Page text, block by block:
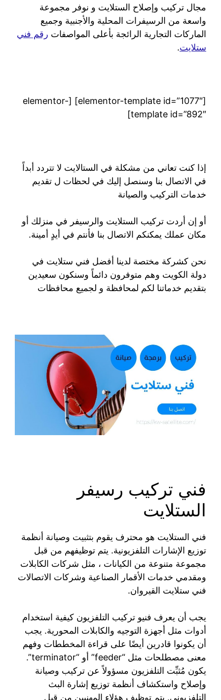
مجال تركيب وإصلاح الستلايت و نوفر مجموعة
واسعة من الرسيفرات المحلية والأجنبية وجميع
الماركات التجارية الرائجة بأعلى المواصفات رقم فني
ستلايت.
[elementor-template id=”1077″] [elementor-
template id=”892″]
إذا كنت تعاني من مشكلة في الستالايت لا تتردد أبداً
في الاتصال بنا وسنصل إليك في لحظات ل تقديم
خدمات التركيب والصيانة
أو إن أردت تركيب الستلايت والرسيفر في منزلك أو
مكان عملك يمكنكم الاتصال بنا فأنتم في أيدٍ أمينة.
نحن كشركة مختصة لدينا أفضل فني ستلايت في
دولة الكويت وهم متوفرون دائماً وسنكون سعيدين
بتقديم خدماتنا لكم لمحافظة و لجميع محافظات
فني تركيب رسيفر
الستلايت
فني الستلايت هو محترف يقوم بتثبيت وصيانة أنظمة
توزيع الإشارات التلفزيونية. يتم توظيفهم من قبل
مجموعة متنوعة من الكيانات ، مثل شركات الكابلات
ومقدمي خدمات الأقمار الصناعية وشركات الاتصالات
فني ستلايت القيروان.
يجب أن يعرف فنيو تركيب التلفزيون كيفية استخدام
أدوات مثل أجهزة التوجيه والكابلات المحورية. يجب
أن يكونوا قادرين أيضًا على قراءة المخططات وفهم
معنى مصطلحات مثل “feeder” أو “terminator”.
يكون مُثبِّت التلفزيون مسؤولاً عن تركيب وصيانة
وإصلاح واستكشاف أنظمة توزيع إشارة البث
التلفزيوني. يتم توظيف هؤلاء المهنيين من قبل